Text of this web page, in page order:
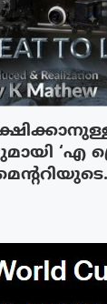
‘എ